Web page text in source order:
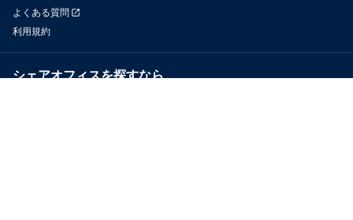
よくある質問
利用規約
シェアオフィスを探すなら